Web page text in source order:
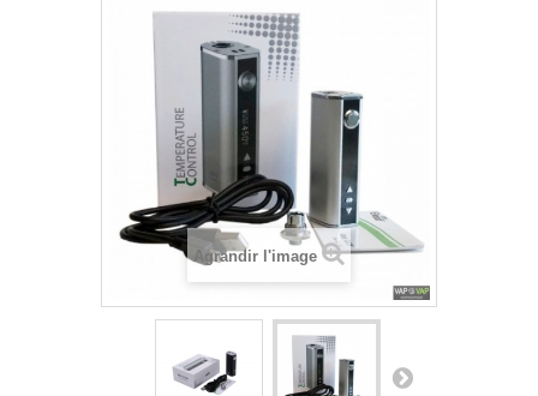
Agrandir l'image